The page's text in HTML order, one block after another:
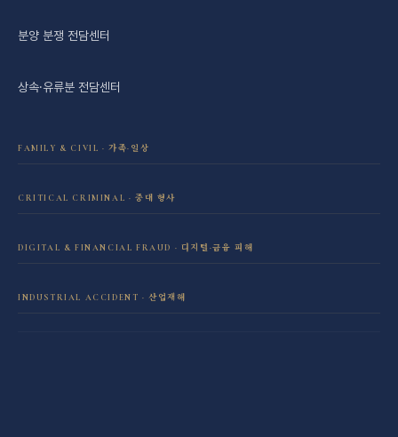
분양 분쟁 전담센터
상속·유류분 전담센터
FAMILY & CIVIL · 가족·일상
학교폭력 전담센터
CRITICAL CRIMINAL · 중대 형사
DIGITAL & FINANCIAL FRAUD · 디지털·금융 피해
INDUSTRIAL ACCIDENT · 산업재해